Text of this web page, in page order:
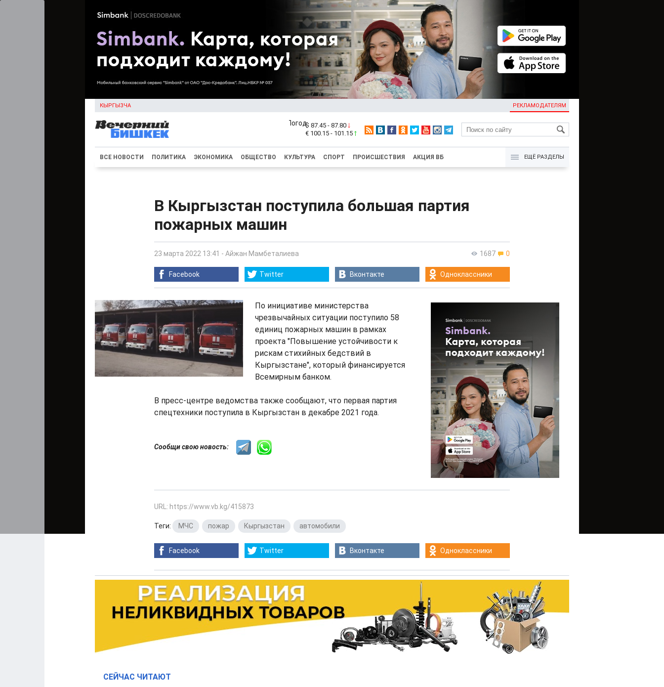
КЫРГЫЗЧА РЕКЛАМОДАТЕЛЯМ
KG
$ 87.45 - 87.80
€ 100.15 - 101.15
ВСЕ НОВОСТИ ПОЛИТИКА ЭКОНОМИКА ОБЩЕСТВО КУЛЬТУРА СПОРТ ПРОИСШЕСТВИЯ АКЦИЯ ВБ ЕЩЁ РАЗДЕЛЫ
В Кыргызстан поступила большая партия
пожарных машин
1687 0
23 марта 2022 13:41 - Айжан Мамбеталиева
Facebook Twitter Вконтакте Одноклассники
По инициативе министерства
чрезвычайных ситуации поступило 58
единиц пожарных машин в рамках
проекта "Повышение устойчивости к
рискам стихийных бедствий в
Кыргызстане", который финансируется
Всемирным банком.
В пресс-центре ведомства также сообщают, что первая партия
спецтехники поступила в Кыргызстан в декабре 2021 года.
Сообщи свою новость:
URL: https://www.vb.kg/415873
Теги: МЧС пожар Кыргызстан автомобили
Facebook Twitter Вконтакте Одноклассники
СЕЙЧАС ЧИТАЮТ